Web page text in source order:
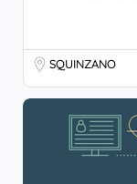
SQUINZANO